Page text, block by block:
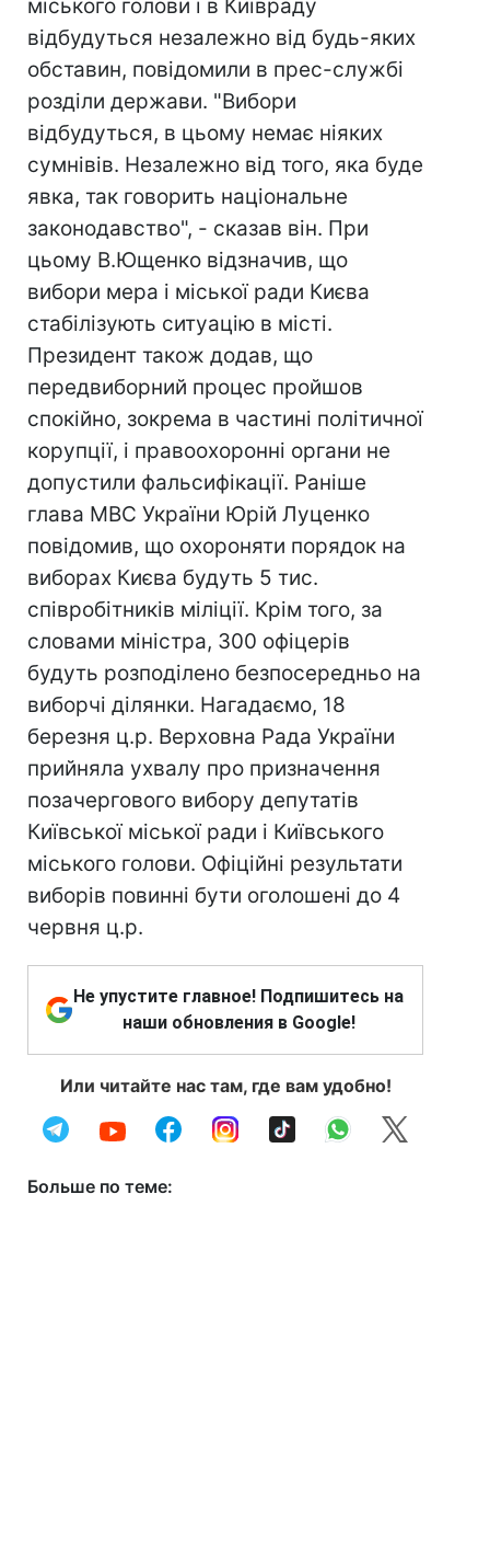
міського голови і в Київраду
відбудуться незалежно від будь-яких
обставин, повідомили в прес-службі
розділи держави. "Вибори
відбудуться, в цьому немає ніяких
сумнівів. Незалежно від того, яка буде
явка, так говорить національне
законодавство", - сказав він. При
цьому В.Ющенко відзначив, що
вибори мера і міської ради Києва
стабілізують ситуацію в місті.
Президент також додав, що
передвиборний процес пройшов
спокійно, зокрема в частині політичної
корупції, і правоохоронні органи не
допустили фальсифікації. Раніше
глава МВС України Юрій Луценко
повідомив, що охороняти порядок на
виборах Києва будуть 5 тис.
співробітників міліції. Крім того, за
словами міністра, 300 офіцерів
будуть розподілено безпосередньо на
виборчі ділянки. Нагадаємо, 18
березня ц.р. Верховна Рада України
прийняла ухвалу про призначення
позачергового вибору депутатів
Київської міської ради і Київського
міського голови. Офіційні результати
виборів повинні бути оголошені до 4
червня ц.р.
Не упустите главное! Подпишитесь на
наши обновления в Google!
Или читайте нас там, где вам удобно!
Больше по теме: